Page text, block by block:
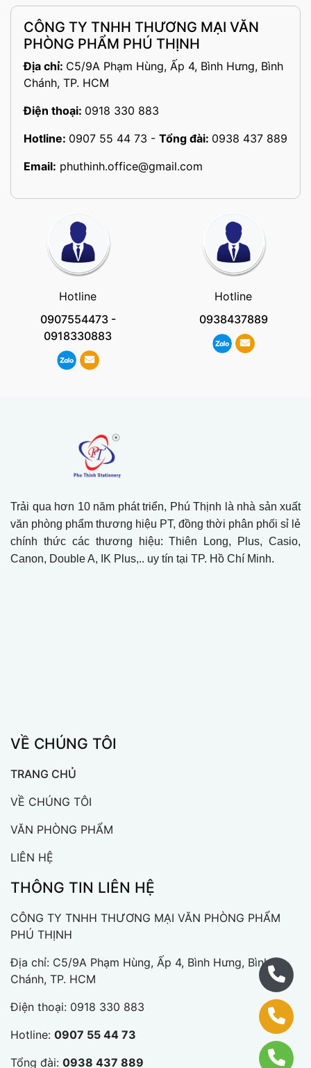
CÔNG TY TNHH THƯƠNG MẠI VĂN
PHÒNG PHẨM PHÚ THỊNH
Địa chỉ: C5/9A Phạm Hùng, Ấp 4, Bình Hưng, Bình
Chánh, TP. HCM
Điện thoại: 0918 330 883
Hotline: 0907 55 44 73 - Tổng đài: 0938 437 889
Email: phuthinh.office@gmail.com
Hotline
0907554473-
0918330883
Hotline
0938437889
Trải qua hơn 10 năm phát triển, Phú Thịnh là nhà sản xuất
văn phòng phẩm thương hiệu PT, đồng thời phân phối sỉ lẻ
chính thức các thương hiệu: Thiên Long, Plus, Casio,
Canon, Double A, IK Plus,.. uy tín tại TP. Hồ Chí Minh.
VỀ CHÚNG TÔI
TRANG CHỦ
VỀ CHÚNG TÔI
VĂN PHÒNG PHẨM
LIÊN HỆ
THÔNG TIN LIÊN HỆ
CÔNG TY TNHH THƯƠNG MẠI VĂN PHÒNG PHẨM
PHÚ THỊNH
Địa chỉ: C5/9A Phạm Hùng, Ấp 4, Bình Hưng, Bình
Chánh, TP. HCM
Điện thoại: 0918 330 883
Hotline: 0907 55 44 73
Tổng đài: 0938 437 889